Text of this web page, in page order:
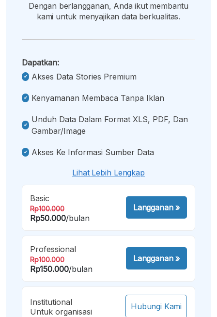
Dengan berlangganan, Anda ikut membantu
kami untuk menyajikan data berkualitas.
Dapatkan:
Akses Data Stories Premium
Kenyamanan Membaca Tanpa Iklan
Unduh Data Dalam Format XLS, PDF, Dan
Gambar/image
Akses Ke Informasi Sumber Data
Lihat Lebih Lengkap
Basic
Rp100.000
Rp50.000/bulan
Langganan»
Professional
Rp100.000
Rp150.000/bulan
Langganan»
Institutional
Untuk organisasi
Hubungi Kami